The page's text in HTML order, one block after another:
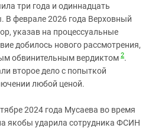
три года и одиннадцать
В феврале 2026 года Верховный
указав на процессуальные
добилось нового рассмотрения,
обвинительным вердиктом 2.
второе дело с попыткой
любой ценой.
2024 года Мусаева во время
якобы ударила сотрудника ФСИН